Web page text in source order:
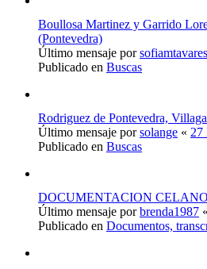
Boullosa Martinez y Garrido
(Pontevedra)
Último mensaje porsofiamtavares
Publicado en Buscas
Rodriguez de Pontevedra,
Último mensaje porsolange « 27
Publicado en Buscas
DOCUMENTACION
Último mensaje porbrenda1987 «
Publicado en Documentos,